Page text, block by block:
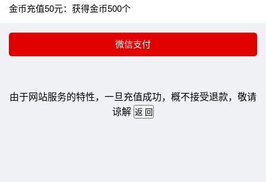
金币充值50元：获得金币500个
由于网站服务的特性，一旦充值成功，概不接受退款，敬请
谅解